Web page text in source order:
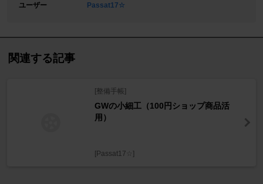
ユーザー
Passat17☆
関連する記事
[整備手帳]
GWの小細工（100円ショップ商品活
用）
[Passat17☆]